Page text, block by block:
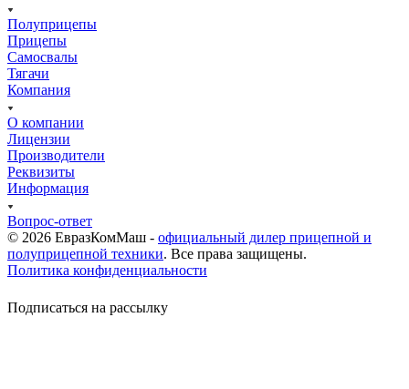
Полуприцепы
Прицепы
Самосвалы
Тягачи
Компания
О компании
Лицензии
Производители
Реквизиты
Информация
Вопрос-ответ
© 2026 ЕвразКомМаш - официальный дилер прицепной и
полуприцепной техники. Все права защищены.
Политика конфиденциальности
Подписаться на рассылку